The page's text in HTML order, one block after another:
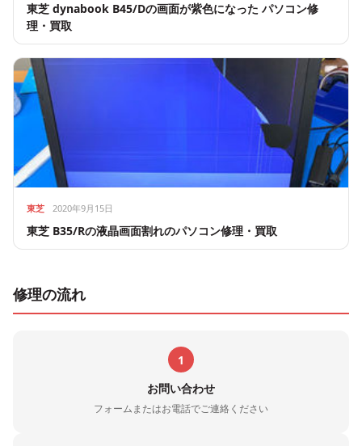
東芝 dynabook B45/Dの画面が紫色になった パソコン修
理・買取
東芝 2020年9月15日
東芝 B35/Rの液晶画面割れのパソコン修理・買取
修理の流れ
1
お問い合わせ
フォームまたはお電話でご連絡ください